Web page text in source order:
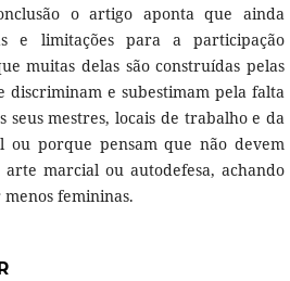
o artigo aponta que ainda
e limitações para a participação
muitas delas são construídas pelas
discriminam e subestimam pela falta
seus mestres, locais de trabalho e da
ou porque pensam que não devem
marcial ou autodefesa, achando
femininas.